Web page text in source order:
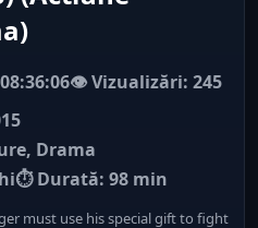
👁️ Vizualizări: 245
Drama
⏱ Durată: 98 min
must use his special gift to fight